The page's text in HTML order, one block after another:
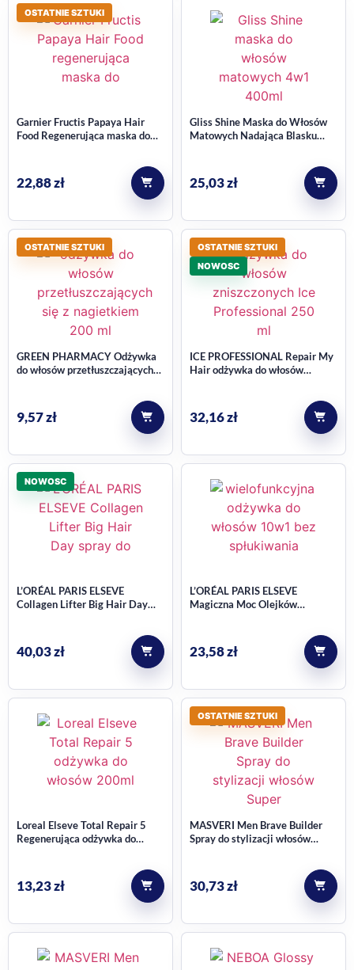
OSTATNIE SZTUKI
Garnier Fructis Papaya Hair
Food Regenerująca maska do
22,88zł
Gliss Shine Maska do Włosów
Matowych Nadająca Blasku
25,03zł
OSTATNIE SZTUKI
GREEN PHARMACY Odżywka
do włosów przetłuszczających
9,57zł
OSTATNIE SZTUKI
NOWOSC
ICE PROFESSIONAL Repair My
Hair odżywka do włosów
250 ml
32,16zł
NOWOSC
L’ORÉAL PARIS ELSEVE
Collagen Lifter Big Hair Day
włosów cienkich, pozbawionych
objętości 200 ml
40,03zł
L’ORÉAL PARIS ELSEVE
Magiczna Moc Olejków
150 ml
23,58zł
Loreal Elseve Total Repair 5
Regenerująca odżywka do
13,23zł
OSTATNIE SZTUKI
MASVERI Men Brave Builder
Spray do stylizacji włosów
30,73zł